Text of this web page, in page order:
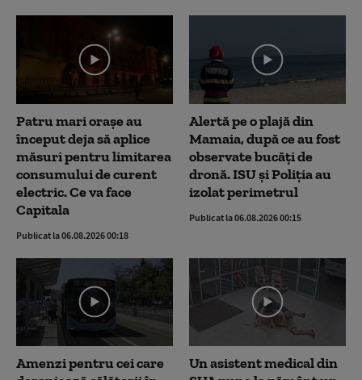
Patru mari orașe au
început deja să aplice
măsuri pentru limitarea
consumului de curent
electric. Ce va face
Capitala
Publicat la 06.08.2026 00:18
Alertă pe o plajă din
Mamaia, după ce au fost
observate bucăți de
dronă. ISU și Poliția au
izolat perimetrul
Publicat la 06.08.2026 00:15
Amenzi pentru cei care
Un asistent medical din